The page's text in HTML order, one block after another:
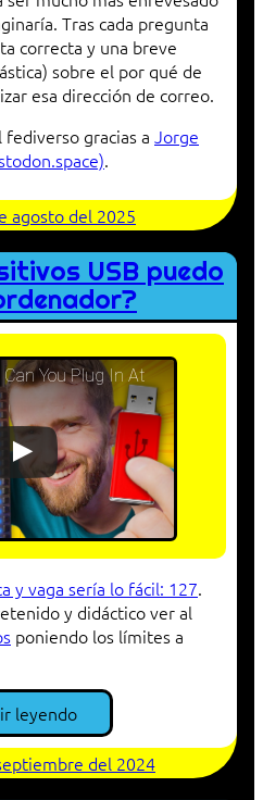
Tras cada pregunta
correcta y una breve
sobre el por qué de
esa dirección de correo.
gracias a Jorge
.
agosto del 2025
USB puedo
You Plug In At
y vaga sería lo fácil: 127.
y didáctico ver al
poniendo los límites a
leyendo
del 2024